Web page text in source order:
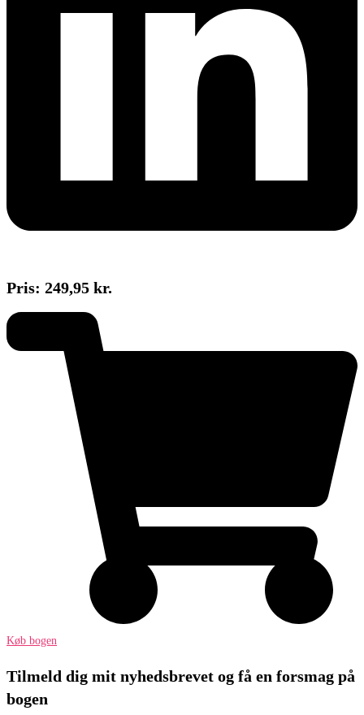
Pris: 249,95 kr.
Køb bogen
Tilmeld dig mit nyhedsbrevet og få en forsmag på
bogen